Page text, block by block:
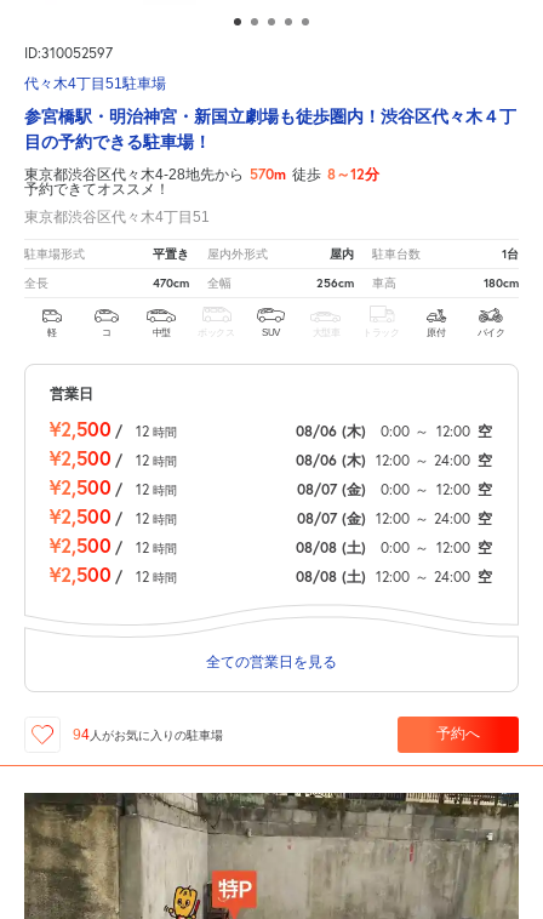
ID:310052597
代々木4丁目51駐車場
参宮橋駅・明治神宮・新国立劇場も徒歩圏内！渋谷区代々木４丁
目の予約できる駐車場！
東京都渋谷区代々木4-28地先から 570m 徒歩 8～12分
予約できてオススメ！
東京都渋谷区代々木4丁目51
駐車場形式 平置き 屋内外形式 屋内 駐車台数 1台
全長 470cm 全幅 256cm 車高 180cm
軽 コ 中型 ボックス SUV 大型車 トラック 原付 バイク
営業日
¥2,500 / 12 時間 08/06 (木) 0:00 ～ 12:00 空
¥2,500 / 12 時間 08/06 (木) 12:00 ～ 24:00 空
¥2,500 / 12 時間 08/07 (金) 0:00 ～ 12:00 空
¥2,500 / 12 時間 08/07 (金) 12:00 ～ 24:00 空
¥2,500 / 12 時間 08/08 (土) 0:00 ～ 12:00 空
¥2,500 / 12 時間 08/08 (土) 12:00 ～ 24:00 空
全ての営業日を見る
94 人がお気に入りの駐車場 予約へ